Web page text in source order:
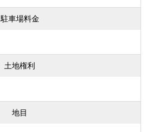
駐車場料金
土地権利
地目